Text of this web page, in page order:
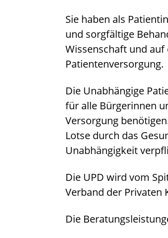
Sie haben als
und sorgfältige
Wissenschaft und
Patientenversorgung.
Die Unabhängige
für alle Bürgerinnen
Versorgung
Lotse durch das
Unabhängigkeit
Die UPD wird vom
Verband der Privaten
Die